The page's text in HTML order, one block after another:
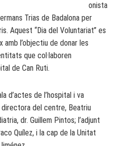
onista
Trias de Badalona per
Aquest “Dia del Voluntariat” es
l’objectiu de donar les
que col·laboren
de Can Ruti.
d’actes de l’hospital i va
del centre, Beatriu
dr. Guillem Pintos; l’adjunt
Quílez, i la cap de la Unitat